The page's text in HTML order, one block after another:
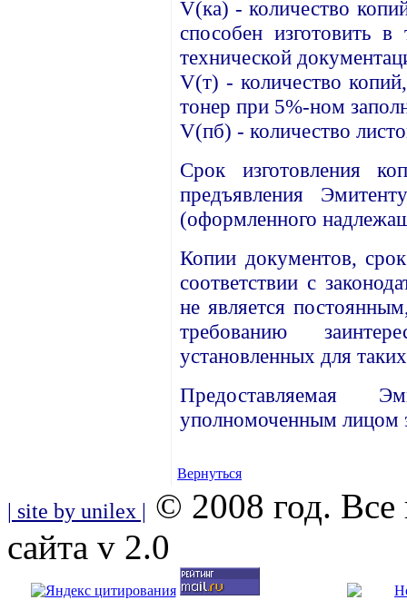
V(ка) - количество
способен изготовить
технической
V(т) - количество
тонер при 5%-ном
V(пб) - количество
Срок изготовления
предъявления
(оформленного
Копии документов,
соответствии с
не является
требованию
установленных для
Предоставляемая
уполномоченным лицом
Вернуться
| site by unilex | © 2008 год.
сайта v 2.0